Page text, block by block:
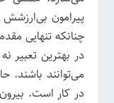
پیرامون بی‌ارزشش
چنانکه تنهایی
در بهترین تعبیر
می‌توانند باشند.
در کار است.